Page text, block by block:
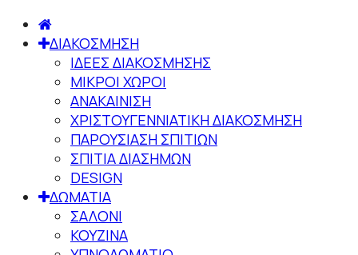
ΔΙΑΚΟΣΜΗΣΗ
ΙΔΕΕΣ ΔΙΑΚΟΣΜΗΣΗΣ
ΜΙΚΡΟΙ ΧΩΡΟΙ
ΑΝΑΚΑΙΝΙΣΗ
ΧΡΙΣΤΟΥΓΕΝΝΙΑΤΙΚΗ ΔΙΑΚΟΣΜΗΣΗ
ΠΑΡΟΥΣΙΑΣΗ ΣΠΙΤΙΩΝ
ΣΠΙΤΙΑ ΔΙΑΣΗΜΩΝ
DESIGN
ΔΩΜΑΤΙΑ
ΣΑΛΟΝΙ
ΚΟΥΖΙΝΑ